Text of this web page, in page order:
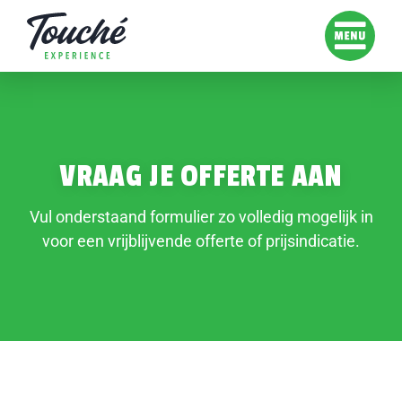
VRAAG JE OFFERTE AAN
Vul onderstaand formulier zo volledig mogelijk in
voor een vrijblijvende offerte of prijsindicatie.